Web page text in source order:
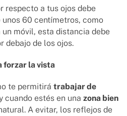
respecto a tus ojos debe
60 centímetros, como
móvil, esta distancia debe
debajo de los ojos.
forzar la vista
te permitirá trabajar de
cuando estés en una zona bien
A evitar, los reflejos de